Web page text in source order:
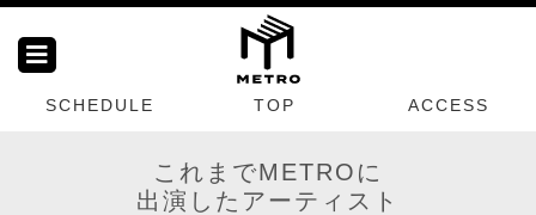
SCHEDULE TOP ACCESS
これまでMETROに
出演したアーティスト